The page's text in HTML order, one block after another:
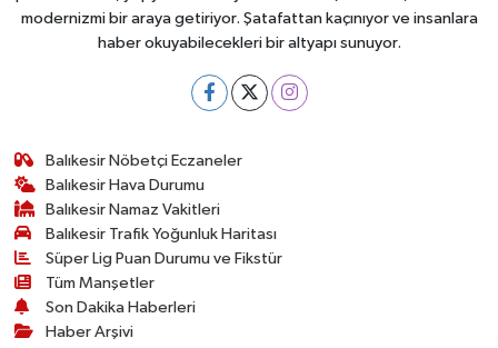
modernizmi bir araya getiriyor. Şatafattan kaçınıyor ve insanlara
haber okuyabilecekleri bir altyapı sunuyor.
Balıkesir Nöbetçi Eczaneler
Balıkesir Hava Durumu
Balıkesir Namaz Vakitleri
Balıkesir Trafik Yoğunluk Haritası
Süper Lig Puan Durumu ve Fikstür
Tüm Manşetler
Son Dakika Haberleri
Haber Arşivi